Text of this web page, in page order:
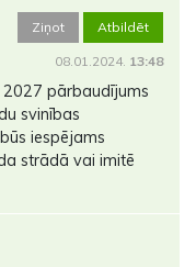
Ziņot Atbildēt
08.01.2024. 13:48
2027 pārbaudījums
svinības
iespējams
strādā vai imitē